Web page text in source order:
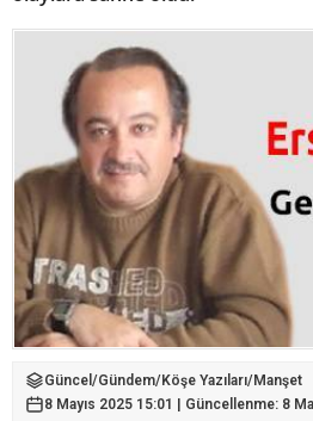
Güncel /Gündem/Köşe Yazıları/Manşet
8 Mayıs 2025 15:01 | Güncellenme: 8